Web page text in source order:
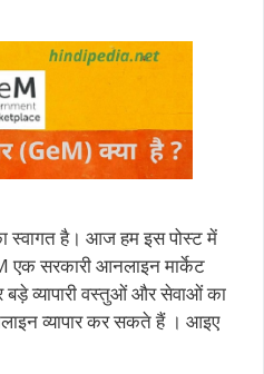
स्वागत है। आज हम इस पोस्ट में
एक सरकारी आनलाइन मार्केट
व्यापारी वस्तुओं और सेवाओं का
व्यापार कर सकते हैं । आइए